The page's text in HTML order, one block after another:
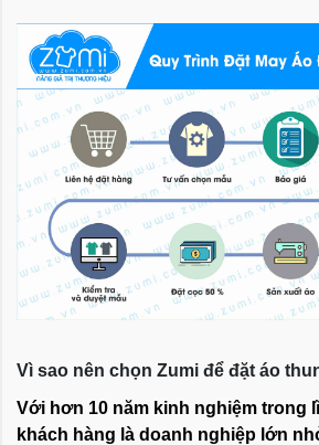
Vì sao nên chọn Zumi để đặt áo
Với hơn 10 năm kinh nghiệm trong
khách hàng là doanh nghiệp lớn